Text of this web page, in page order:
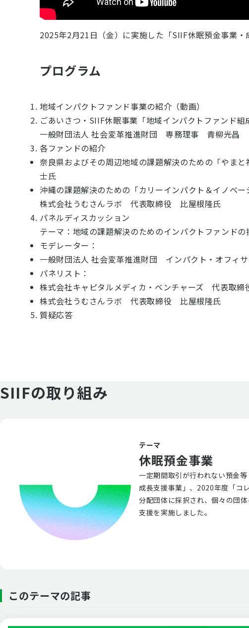
2025年2月21日（金）に実施した「SIIF休眠預金事業・
プログラム
地域インパクトファンド事業の紹介（動画）
ごあいさつ・SIIF休眠事業「地域インパクトファンド組
一般財団法人 社会変革推進財団 専務理事 青柳光昌
各ファンドの紹介
奈良県およびその周辺地域の課題解決のための「やま
士氏
沖縄の課題解決のための「カリーインパクト＆イノベ
株式会社うむさんラボ 代表取締役 比屋根隆氏
パネルディスカッション
テーマ：地域の課題解決のためのインパクトファンドの
モデレーター：
一般財団法人 社会変革推進財団 インパクト・オフィ
パネリスト：
株式会社キャピタルメディカ・ベンチャーズ 代表取
株式会社うむさんラボ 代表取締役 比屋根隆氏
質疑応答
SIIFの取り組み
テーマ
休眠預金事業
一定期間取引が行われない預金
成長支援事業」、2020年度「コ
分配団体に採択され、個々の団
支援を実施しました。
このテーマの記事